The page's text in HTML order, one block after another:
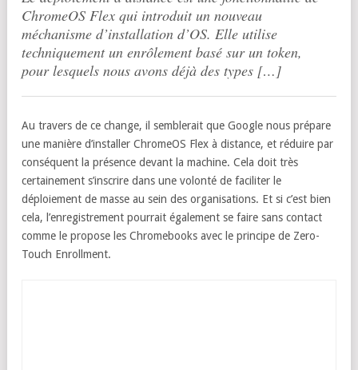
ChromeOS Flex qui introduit un nouveau
méchanisme d’installation d’OS. Elle utilise
techniquement un enrôlement basé sur un token,
pour lesquels nous avons déjà des types […]
Au travers de ce change, il semblerait que Google nous prépare
une manière d’installer ChromeOS Flex à distance, et réduire par
conséquent la présence devant la machine. Cela doit très
certainement s’inscrire dans une volonté de faciliter le
déploiement de masse au sein des organisations. Et si c’est bien
cela, l’enregistrement pourrait également se faire sans contact
comme le propose les Chromebooks avec le principe de Zero-
Touch Enrollment.